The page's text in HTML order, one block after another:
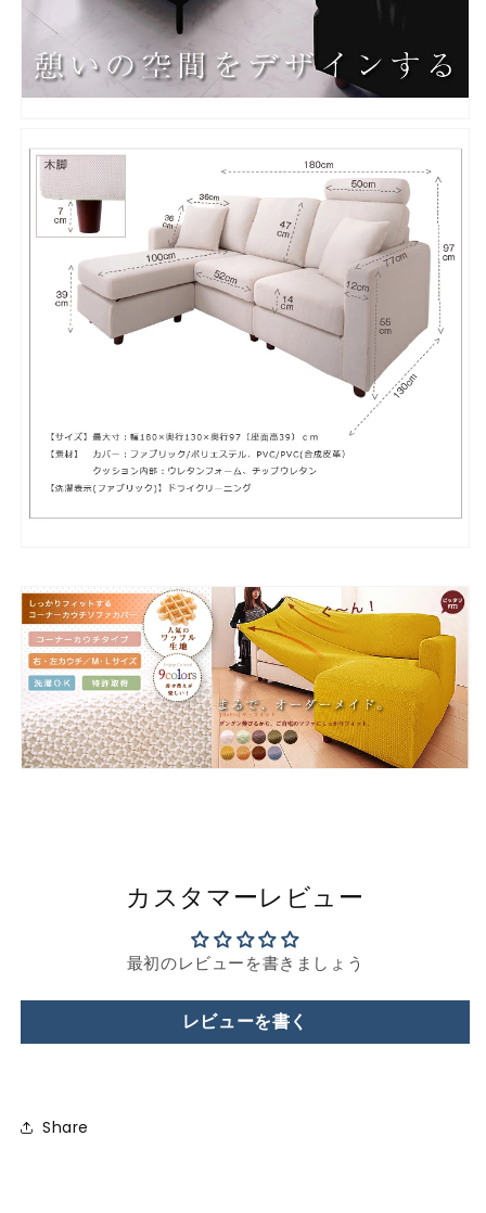
カスタマーレビュー
最初のレビューを書きましょう
レビューを書く
Share